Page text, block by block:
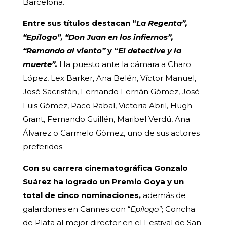
Entre sus títulos destacan “La Regenta”,
“Epílogo”, “Don Juan en los infiernos”,
“Remando al viento”y “El detective y la
muerte”. Ha puesto ante la cámara a Charo
López, Lex Barker, Ana Belén, Víctor Manuel,
José Sacristán, Fernando Fernán Gómez, José
Luis Gómez, Paco Rabal, Victoria Abril, Hugh
Grant, Fernando Guillén, Maribel Verdú, Ana
Álvarez o Carmelo Gómez, uno de sus actores
preferidos.
Con su carrera cinematográfica Gonzalo
Suárez ha logrado un Premio Goya y un
total de cinco nominaciones,además de
galardones en Cannes con “Epílogo”; Concha
de Plata al mejor director en el Festival de San